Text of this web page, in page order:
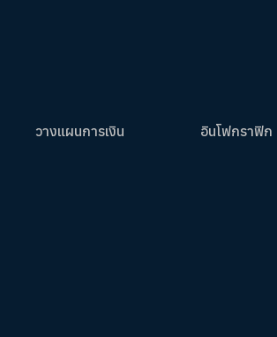
วางแผนการเงิน อินโฟกราฟิก